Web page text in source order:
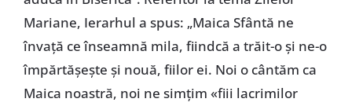
Mariane, Ierarhul a spus: „Maica Sfântă ne
învață ce înseamnă mila, fiindcă a trăit-o și ne-o
împărtășește și nouă, fiilor ei. Noi o cântăm ca
Maica noastră, noi ne simțim «fiii lacrimilor